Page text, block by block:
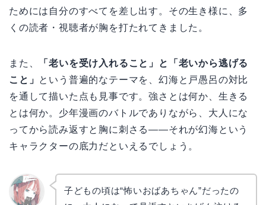
ためには自分のすべてを差し出す。その生き様に、多
くの読者・視聴者が胸を打たれてきました。
また、
「老いを受け入れること」と「老いから逃げる
こと」 という普遍的なテーマを、幻海と戸愚呂の対比
を通して描いた点も見事です。強さとは何か、生きる
とは何か。少年漫画のバトルでありながら、大人にな
ってから読み返すと胸に刺さる——それが幻海という
キャラクターの底力だといえるでしょう。
子どもの頃は“怖いおばあちゃん”だったの